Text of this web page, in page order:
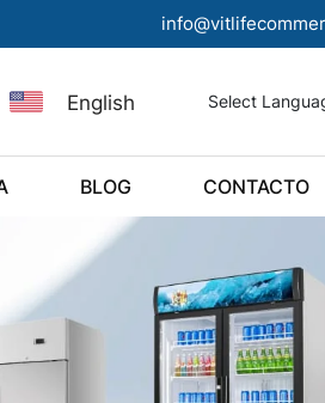
Select
English
BLOG CONTACTO